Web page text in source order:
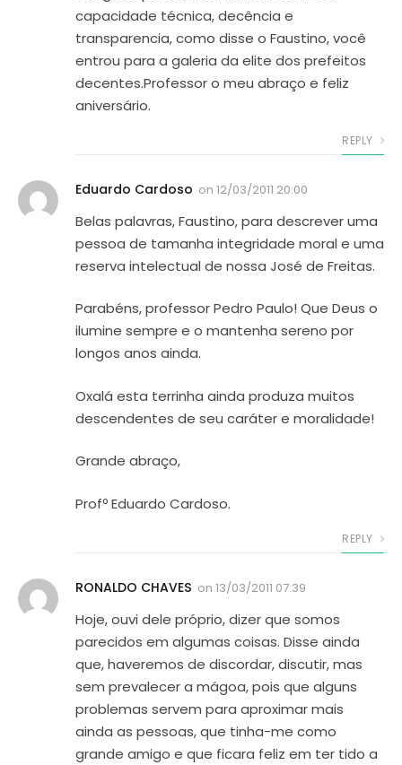
capacidade técnica, decência e
transparencia, como disse o Faustino, você
entrou para a galeria da elite dos prefeitos
decentes.Professor o meu abraço e feliz
aniversário.
REPLY
Eduardo Cardoso on 12/03/2011 20:00
Belas palavras, Faustino, para descrever uma
pessoa de tamanha integridade moral e uma
reserva intelectual de nossa José de Freitas.
Parabéns, professor Pedro Paulo! Que Deus o
ilumine sempre e o mantenha sereno por
longos anos ainda.
Oxalá esta terrinha ainda produza muitos
descendentes de seu caráter e moralidade!
Grande abraço,
Profº Eduardo Cardoso.
REPLY
RONALDO CHAVES on 13/03/2011 07:39
Hoje, ouvi dele próprio, dizer que somos
parecidos em algumas coisas. Disse ainda
que, haveremos de discordar, discutir, mas
sem prevalecer a mágoa, pois que alguns
problemas servem para aproximar mais
ainda as pessoas, que tinha-me como
grande amigo e que ficara feliz em ter tido a